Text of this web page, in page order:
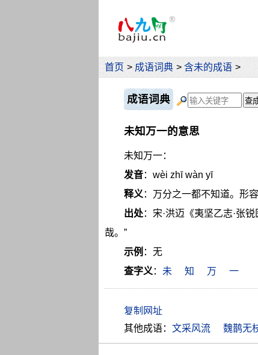
首页 > 成语词典 > 含未的成语 >
成语词典
未知万一的意思
未知万一：
发音：wèi zhī wàn yī
释义 ：万分之一都不知道。形
出处：宋·洪迈《夷坚乙志·张
哉。”
示例 ：无
查字义 ： 未 知 万 一
其他成语： 文采风流 魏鹊无